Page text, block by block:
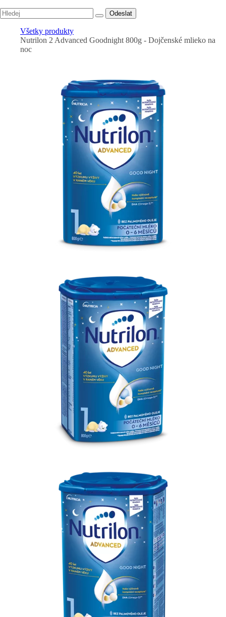
Odeslat
Všetky produkty
Nutrilon 2 Advanced Goodnight 800g - Dojčenské mlieko na
noc